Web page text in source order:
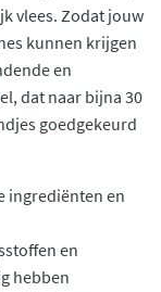
vlees. Zodat jouw
kunnen krijgen
en
dat naar bijna 30
goedgekeurd
ingrediënten en
en
hebben